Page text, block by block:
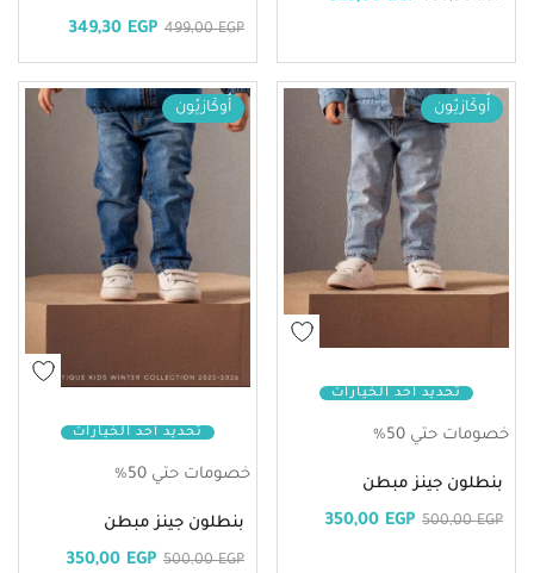
499,00EGP
349,30 EGP
تحديد أحد الخيارات
أُوكَازيُون
خصومات حتي 50%
بنطلون جينز مبطن
500,00EGP
350,00 EGP
تحديد أحد الخيارات
أُوكَازيُون
خصومات حتي 50%
بنطلون جينز مبطن
500,00EGP
350,00 EGP